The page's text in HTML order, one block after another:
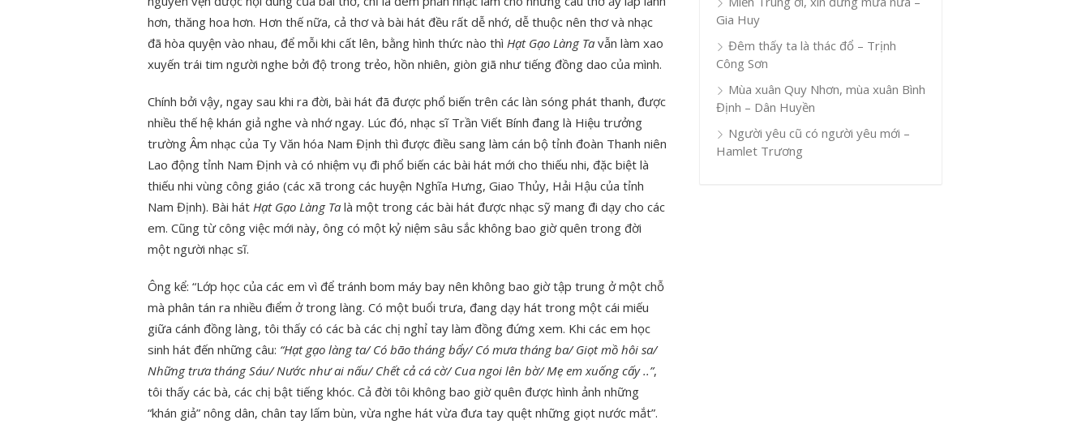
hơn, thăng hoa hơn. Hơn thế nữa, cả thơ và bài hát đều rất dễ nhớ, dễ thuộc nên thơ và nhạc
đã hòa quyện vào nhau, để mỗi khi cất lên, bằng hình thức nào thì Hạt Gạo Làng Ta vẫn làm xao
xuyến trái tim người nghe bởi độ trong trẻo, hồn nhiên, giòn giã như tiếng đồng dao của mình.
Chính bởi vậy, ngay sau khi ra đời, bài hát đã được phổ biến trên các làn sóng phát thanh, được
nhiều thế hệ khán giả nghe và nhớ ngay. Lúc đó, nhạc sĩ Trần Viết Bính đang là Hiệu trưởng
trường Âm nhạc của Ty Văn hóa Nam Định thì được điều sang làm cán bộ tỉnh đoàn Thanh niên
Lao động tỉnh Nam Định và có nhiệm vụ đi phổ biến các bài hát mới cho thiếu nhi, đặc biệt là
thiếu nhi vùng công giáo (các xã trong các huyện Nghĩa Hưng, Giao Thủy, Hải Hậu của tỉnh
Nam Định). Bài hát Hạt Gạo Làng Ta là một trong các bài hát được nhạc sỹ mang đi dạy cho các
em. Cũng từ công việc mới này, ông có một kỷ niệm sâu sắc không bao giờ quên trong đời
một người nhạc sĩ.
Ông kể: “Lớp học của các em vì để tránh bom máy bay nên không bao giờ tập trung ở một chỗ
mà phân tán ra nhiều điểm ở trong làng. Có một buổi trưa, đang dạy hát trong một cái miếu
giữa cánh đồng làng, tôi thấy có các bà các chị nghỉ tay làm đồng đứng xem. Khi các em học
sinh hát đến những câu: “Hạt gạo làng ta/ Có bão tháng bẩy/ Có mưa tháng ba/ Giọt mồ hôi sa/
Những trưa tháng Sáu/ Nước như ai nấu/ Chết cả cá cờ/ Cua ngoi lên bờ/ Mẹ em xuống cấy ..”,
tôi thấy các bà, các chị bật tiếng khóc. Cả đời tôi không bao giờ quên được hình ảnh những
“khán giả” nông dân, chân tay lấm bùn, vừa nghe hát vừa đưa tay quệt những giọt nước mắt”.
Gia Huy
Đêm thấy ta là thác đổ – Trịnh
Công Sơn
Mùa xuân Quy Nhơn, mùa xuân Bình
Định – Dân Huyền
Người yêu cũ có người yêu mới –
Hamlet Trương